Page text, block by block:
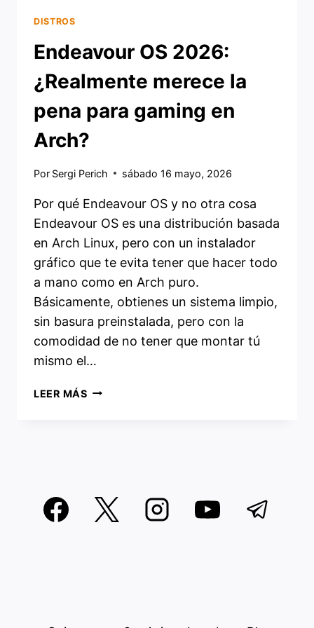
DISTROS
Endeavour OS 2026:
¿Realmente merece la
pena para gaming en
Arch?
Por Sergi Perich sábado 16 mayo, 2026
Por qué Endeavour OS y no otra cosa
Endeavour OS es una distribución basada
en Arch Linux, pero con un instalador
gráfico que te evita tener que hacer todo
a mano como en Arch puro.
Básicamente, obtienes un sistema limpio,
sin basura preinstalada, pero con la
comodidad de no tener que montar tú
mismo el…
LEER MÁSENDEAVOUR
PARA
GAMING